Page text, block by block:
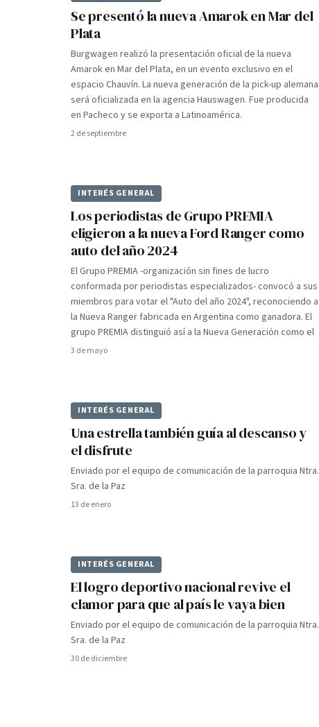
Se presentó la nueva Amarok en Mar del
Plata
Burgwagen realizó la presentación oficial de la nueva
Amarok en Mar del Plata, en un evento exclusivo en el
espacio Chauvín. La nueva generación de la pick-up alemana
será oficializada en la agencia Hauswagen. Fue producida
en Pacheco y se exporta a Latinoamérica.
2 de septiembre
INTERÉS GENERAL
Los periodistas de Grupo PREMIA
eligieron a la nueva Ford Ranger como
auto del año 2024
El Grupo PREMIA -organización sin fines de lucro
conformada por periodistas especializados- convocó a sus
miembros para votar el "Auto del año 2024", reconociendo a
la Nueva Ranger fabricada en Argentina como ganadora. El
grupo PREMIA distinguió así a la Nueva Generación como el
3 de mayo
INTERÉS GENERAL
Una estrella también guía al descanso y
el disfrute
Enviado por el equipo de comunicación de la parroquia Ntra.
Sra. de la Paz
13 de enero
INTERÉS GENERAL
El logro deportivo nacional revive el
clamor para que al país le vaya bien
Enviado por el equipo de comunicación de la parroquia Ntra.
Sra. de la Paz
30 de diciembre